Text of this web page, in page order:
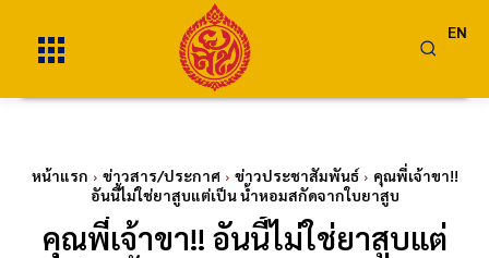
EN
หน้าแรก ข่าวสาร/ประกาศ ข่าวประชาสัมพันธ์
คุณพี่เจ้าขา!!
อันนี้ไม่ใช่ยาสูบแต่เป็น น้ำหอมสกัดจากใบยาสูบ
คุณพี่เจ้าขา!! อันนี้ไม่ใช่ยาสูบแต่